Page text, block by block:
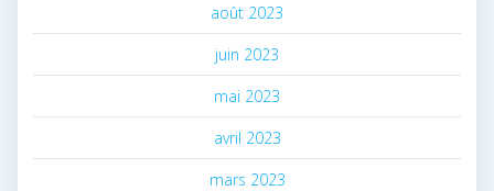
août 2023
juin 2023
mai 2023
avril 2023
mars 2023